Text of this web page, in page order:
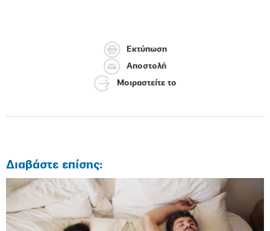
Εκτύπωση
Αποστολή
Μοιραστείτε το
Διαβάστε επίσης: